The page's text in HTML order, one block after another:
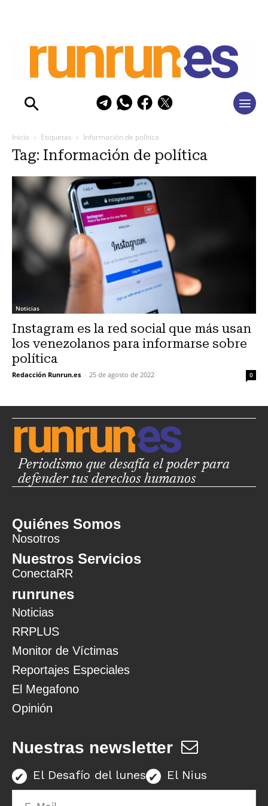
Inicio Etiquetas Información de política
Tag: Información de política
Noticias
Instagram es la red social que más usan
los venezolanos para informarse sobre
política
Redacción Runrun.es - 25 de agosto de 2022 0
Periodismo que desafía el poder para
defender tus derechos humanos
Quiénes Somos
Nosotros
Nuestros Servicios
ConectaRR
runrunes
Noticias
RRPLUS
Monitor de Víctimas
Reportajes Especiales
El Megafono
Opinión
Nuestras newsletter
El Desafío del lunes El Nius